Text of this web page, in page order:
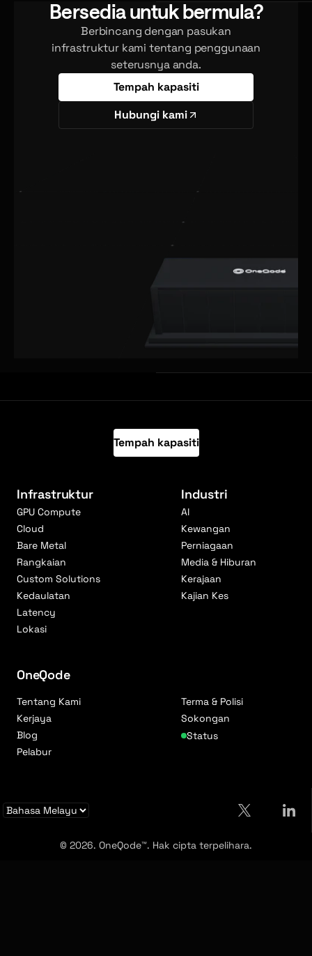
Bersedia untuk bermula?
Berbincang dengan pasukan
infrastruktur kami tentang penggunaan
seterusnya anda.
Tempah kapasiti
Hubungi kami
Tempah kapasiti
Infrastruktur
GPU Compute
Cloud
Bare Metal
Rangkaian
Custom Solutions
Kedaulatan
Latency
Lokasi
Industri
AI
Kewangan
Perniagaan
Media & Hiburan
Kerajaan
Kajian Kes
OneQode
Tentang Kami
Kerjaya
Blog
Pelabur
Terma & Polisi
Sokongan
Status
© 2026. OneQode™. Hak cipta terpelihara.